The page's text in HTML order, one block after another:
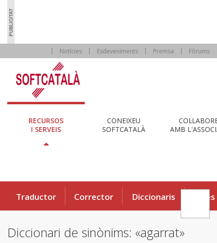
Notícies Esdeveniments Premsa Fòrums
RECURSOS
I SERVEIS
CONEIXEU
SOFTCATALÀ
AMB
Traductor Corrector Diccionaris Eines
Diccionari de sinònims: «agarrat»